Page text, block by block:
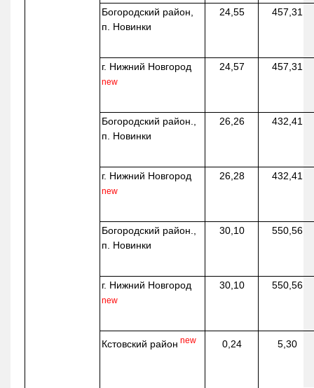
Богородский район,
п. Новинки
24,55 457,31
г. Нижний Новгород
new
24,57 457,31
Богородский район.,
п. Новинки
26,26 432,41
г. Нижний Новгород
new
26,28 432,41
Богородский район.,
п. Новинки
30,10 550,56
г. Нижний Новгород
new
30,10 550,56
Кстовский район new 0,24 5,30